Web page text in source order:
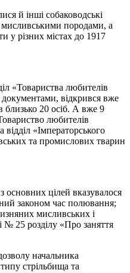
й інші собаководські
мисливськими породами, а
у різних містах до 1917
«Товариства любителів
відкрився вже
близько 20 осіб. А вже 9
любителів
«Імператорського
та промислових тварин
з основних цілей вказувалося
законом час полювання;
мисливських і
25 розділу «Про заняття
начальника
типу стрільбища та